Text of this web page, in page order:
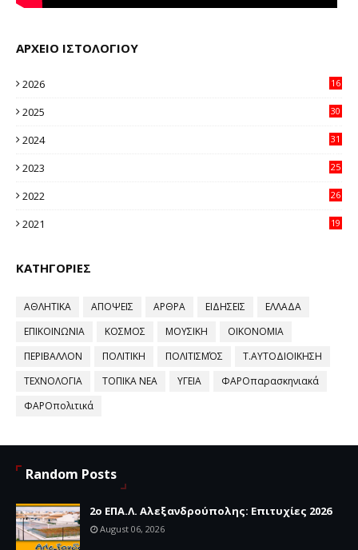
ΑΡΧΕΙΟ ΙΣΤΟΛΟΓΙΟΥ
2026
16
2025
30
2024
31
2023
25
2022
26
2021
19
ΚΑΤΗΓΟΡΙΕΣ
ΑΘΛΗΤΙΚΑ ΑΠΟΨΕΙΣ ΑΡΘΡΑ ΕΙΔΗΣΕΙΣ
ΕΛΛΑΔΑ
ΕΠΙΚΟΙΝΩΝΙΑ
ΚΟΣΜΟΣ ΜΟΥΣΙΚΗ
ΟΙΚΟΝΟΜΙΑ
ΠΕΡΙΒΑΛΛΟΝ
ΠΟΛΙΤΙΚΗ ΠΟΛΙΤΙΣΜΌΣ
Τ.ΑΥΤΟΔΙΟΙΚΗΣΗ
ΤΕΧΝΟΛΟΓΙΑ
ΤΟΠΙΚΑ ΝΕΑ ΥΓΕΙΑ
ΦΑΡΟπαρασκηνιακά
ΦΑΡΟπολιτικά
Random Posts
2ο ΕΠΑ.Λ. Αλεξανδρούπολης: Επιτυχίες 2026
August 06, 2026